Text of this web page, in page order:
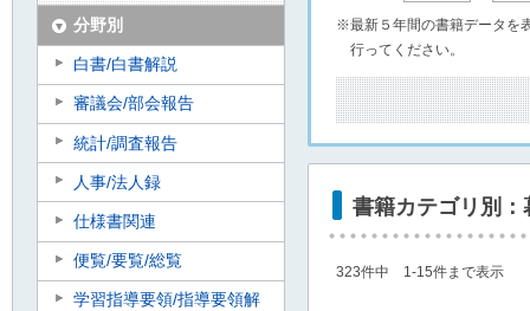
※最新５年間の書籍データを
行ってください。
書籍カテゴリ別
323件中 1-15件まで表示
分野別
白書/白書解説
審議会/部会報告
統計/調査報告
人事/法人録
仕様書関連
便覧/要覧/総覧
学習指導要領/指導要領解